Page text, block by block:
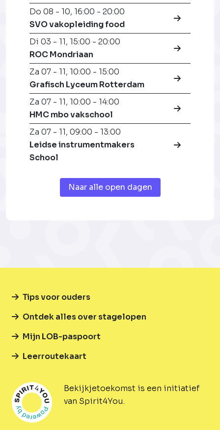
Do 08 - 10, 16:00 - 20:00
SVO vakopleiding food
Di 03 - 11, 15:00 - 20:00
ROC Mondriaan
Za 07 - 11, 10:00 - 15:00
Grafisch Lyceum Rotterdam
Za 07 - 11, 10:00 - 14:00
HMC mbo vakschool
Za 07 - 11, 09:00 - 13:00
Leidse instrumentmakers
School
Naar alle open dagen
Bekijkjetoekomst is een initiatief
van Spirit4You.
Tips voor ouders
Ontdek alles over stagelopen
Mijn LOB-paspoort
Leerroutekaart